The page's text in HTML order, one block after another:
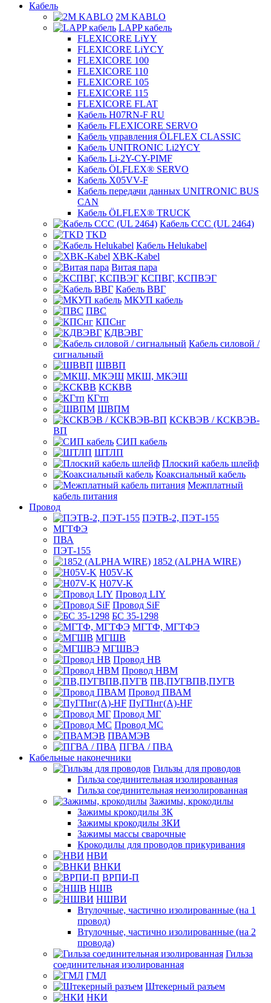
Кабель
2M KABLO
LAPP кабель
FLEXICORE LiYY
FLEXICORE LiYCY
FLEXICORE 100
FLEXICORE 110
FLEXICORE 105
FLEXICORE 115
FLEXICORE FLAT
Кабель H07RN-F RU
Кабель FLEXICORE SERVO
Кабель управления ÖLFLEX CLASSIC
Кабель UNITRONIC Li2YCY
Кабель Li-2Y-CY-PIMF
Кабель ÖLFLEX® SERVO
Кабель X05VV-F
Кабель передачи данных UNITRONIC BUS
CAN
Кабель ÖLFLEX® TRUCK
Кабель CCC (UL 2464)
TKD
Кабель Helukabel
XBK-Kabel
Витая пара
КСПВГ, КСПВЭГ
Кабель ВВГ
МКУП кабель
ПВС
КПСнг
КДВЭВГ
Кабель силовой /
сигнальный
ШВВП
МКШ, МКЭШ
КСКВВ
КГтп
ШВПМ
КСКВЭВ / КСКВЭВ-
ВП
СИП кабель
ШТЛП
Плоский кабель шлейф
Коаксиальный кабель
Межплатный
кабель питания
Провод
ПЭТВ-2, ПЭТ-155
МГТФЭ
ПВА
ПЭТ-155
1852 (ALPHA WIRE)
H05V-K
H07V-K
Провод LIY
Провод SiF
БС 35-1298
МГТФ, МГТФЭ
МГШВ
МГШВЭ
Провод НВ
Провод НВМ
ПВ,ПУГВПВ,ПУГВ
Провод ПВАМ
ПуГПнг(A)-HF
Провод МГ
Провод МС
ПВАМЭВ
ПГВА / ПВА
Кабельные наконечники
Гильзы для проводов
Гильза соединительная изолированная
Гильза соединительная неизолированная
Зажимы, крокодилы
Зажимы крокодилы ЗК
Зажимы крокодилы ЗКИ
Зажимы массы сварочные
Крокодилы для проводов прикуривания
НВИ
ВНКИ
ВРПИ-П
НШВ
НШВИ
Втулочные, частично изолированные (на 1
провод)
Втулочные, частично изолированные (на 2
провода)
Гильза
соединительная изолированная
ГМЛ
Штекерный разъем
НКИ